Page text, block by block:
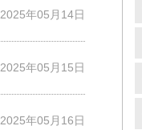
2025年05月14日
2025年05月15日
2025年05月16日